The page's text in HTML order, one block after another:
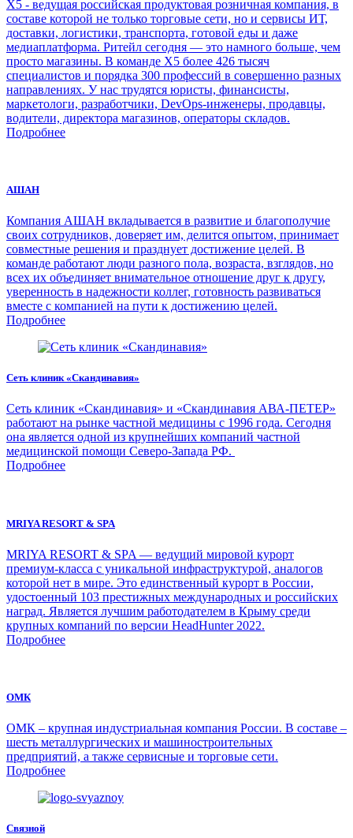
Х5 - ведущая российская продуктовая розничная компания, в
составе которой не только торговые сети, но и сервисы ИТ,
доставки, логистики, транспорта, готовой еды и даже
медиаплатформа. Ритейл сегодня — это намного больше, чем
просто магазины. В команде Х5 более 426 тысяч
специалистов и порядка 300 профессий в совершенно разных
направлениях. У нас трудятся юристы, финансисты,
маркетологи, разработчики, DevOps-инженеры, продавцы,
водители, директора магазинов, операторы складов.
Подробнее
АШАН
Компания АШАН вкладывается в развитие и благополучие
своих сотрудников, доверяет им, делится опытом, принимает
совместные решения и празднует достижение целей. В
команде работают люди разного пола, возраста, взглядов, но
всех их объединяет внимательное отношение друг к другу,
уверенность в надежности коллег, готовность развиваться
вместе с компанией на пути к достижению целей.
Подробнее
Сеть клиник «Скандинавия»
Сеть клиник «Скандинавия» и «Скандинавия АВА-ПЕТЕР»
работают на рынке частной медицины с 1996 года. Сегодня
она является одной из крупнейших компаний частной
медицинской помощи Северо-Запада РФ.
Подробнее
MRIYA RESORT & SPA
MRIYA RESORT & SPA — ведущий мировой курорт
премиум-класса с уникальной инфраструктурой, аналогов
которой нет в мире. Это единственный курорт в России,
удостоенный 103 престижных международных и российских
наград. Является лучшим работодателем в Крыму среди
крупных компаний по версии HeadHunter 2022.
Подробнее
ОМК
ОМК – крупная индустриальная компания России. В составе –
шесть металлургических и машиностроительных
предприятий, а также сервисные и торговые сети.
Подробнее
Связной